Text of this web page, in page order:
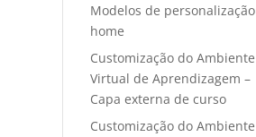
Modelos de personalização
home
Customização do Ambiente
Virtual de Aprendizagem –
Capa externa de curso
Customização do Ambiente